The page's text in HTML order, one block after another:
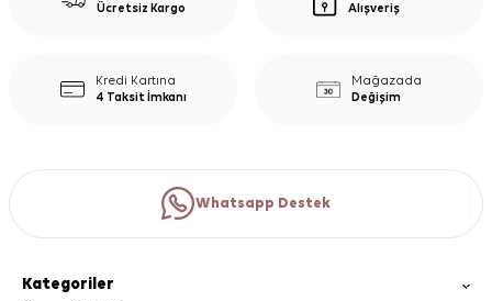
Ücretsiz Kargo
Alışveriş
Kredi Kartına
4 Taksit İmkanı
Mağazada
Değişim
Whatsapp Destek
Kategoriler